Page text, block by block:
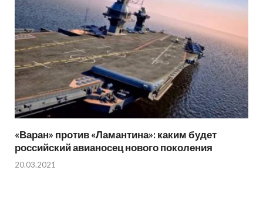
«Варан» против «Ламантина»: каким будет
российский авианосец нового поколения
20.03.2021